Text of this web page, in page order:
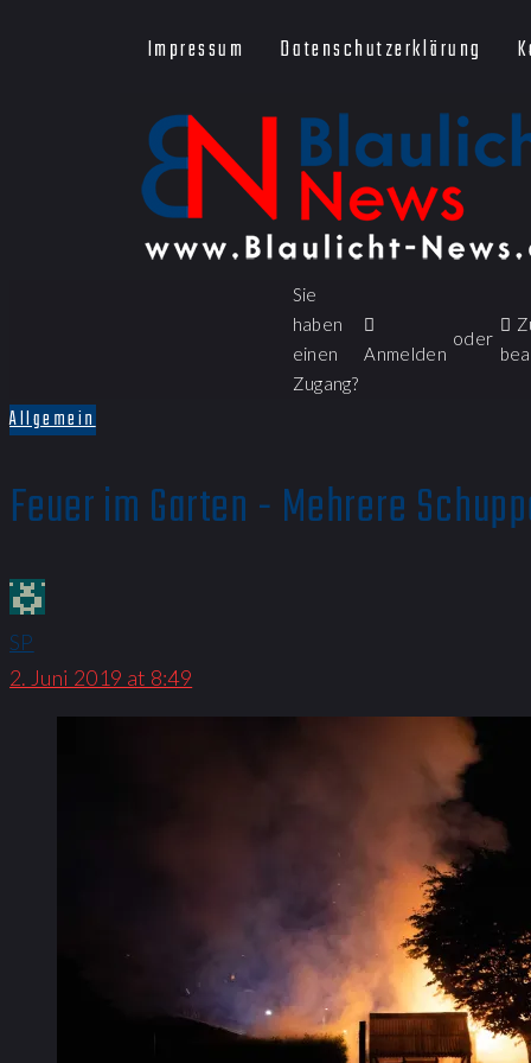
Impressum Datenschutzerklärung
Sie
haben
einen
Zugang?
Anmelden
oder
Allgemein
Feuer im Garten - Mehrere
SP
2. Juni 2019 at 8:49